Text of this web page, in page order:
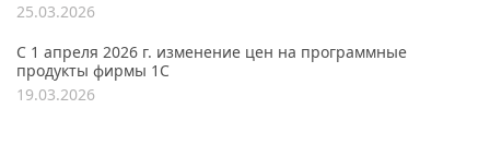
25.03.2026
С 1 апреля 2026 г. изменение цен на программные
продукты фирмы 1С
19.03.2026